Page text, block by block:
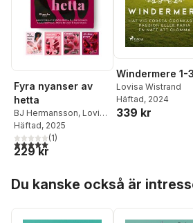
Fyra nyanser av
hetta
BJ Hermansson, Lovisa
Wistrand,Maria Brundin
Stefan Holm
Eriksson
Häftad, 2025
5,0utav 5 stjärnor. Totalt antal röster:
(1)
229 kr
Windermere 1-3
Lovisa Wistrand
Häftad, 2024
339 kr
Du kanske också är